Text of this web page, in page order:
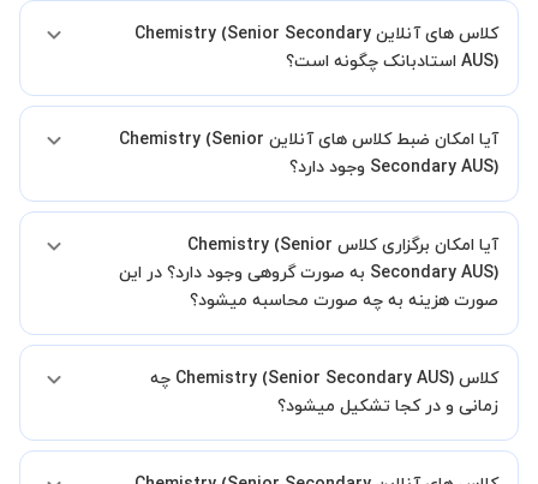
کلاس های آنلاین Chemistry (Senior Secondary
AUS) استادبانک چگونه است؟
شما میدهیم که استاد شما پیش از جلسه تمامی موارد لازم برای برگزاری
یک کلاس آنلاین با کیفیت و مفید را به شما توضیح خواهند داد.
آیا امکان ضبط کلاس های آنلاین Chemistry (Senior
Secondary AUS) وجود دارد؟
کنید.
آیا امکان برگزاری کلاس Chemistry (Senior
Secondary AUS) به صورت گروهی وجود دارد؟ در این
صورت هزینه به چه صورت محاسبه میشود؟
خصوصی هستند اما در صورتیکه مایل هستید کلاس ها را در کنار دوستان و
یا آشنایان خود به صورت گروهی برگزار کنید، این امکان وجود دارد. در این
ی کل جلسه اضافه خواهد شد.
کلاس Chemistry (Senior Secondary AUS) چه
زمانی و در کجا تشکیل میشود؟